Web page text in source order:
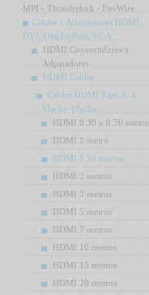
MPI - Thunderbolt - FireWire
Cables y Adaptadores HDMI,
DVI, DisplayPort, VGA
HDMI Convertidores y
Adpatadores
HDMI Cables
Cables HDMI Tipo A-A
Macho-Macho
HDMI 0.30 y 0.50
HDMI 1 metro
HDMI 1.50 metros
HDMI 2 metros
HDMI 3 metros
HDMI 5 metros
HDMI 7 metros
HDMI 10 metros
HDMI 15 metros
HDMI 20 metros